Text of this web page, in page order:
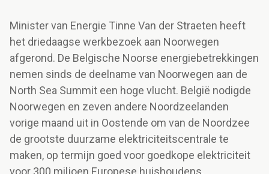
Minister van Energie Tinne Van der Straeten heeft
het driedaagse werkbezoek aan Noorwegen
afgerond. De Belgische Noorse energiebetrekkingen
nemen sinds de deelname van Noorwegen aan de
North Sea Summit een hoge vlucht. België nodigde
Noorwegen en zeven andere Noordzeelanden
vorige maand uit in Oostende om van de Noordzee
de grootste duurzame elektriciteitscentrale te
maken, op termijn goed voor goedkope elektriciteit
voor 300 miljoen Europese huishoudens.